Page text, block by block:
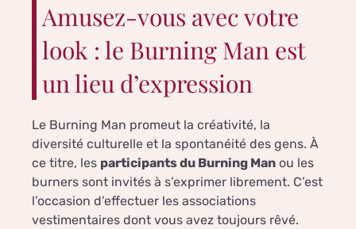
Amusez-vous avec votre
look : le Burning Man est
un lieu d’expression
Le Burning Man promeut la créativité, la
diversité culturelle et la spontanéité des gens. À
ce titre, les participants du Burning Man ou les
burners sont invités à s’exprimer librement. C’est
l’occasion d’effectuer les associations
vestimentaires dont vous avez toujours rêvé.